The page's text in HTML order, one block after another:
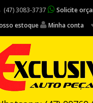
(47) 3083-3737
Solicite
estoque
Minha conta